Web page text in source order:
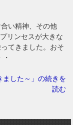
い精神、その他
リンセスが大きな
てきました。おそ
ました～」の続きを
読む